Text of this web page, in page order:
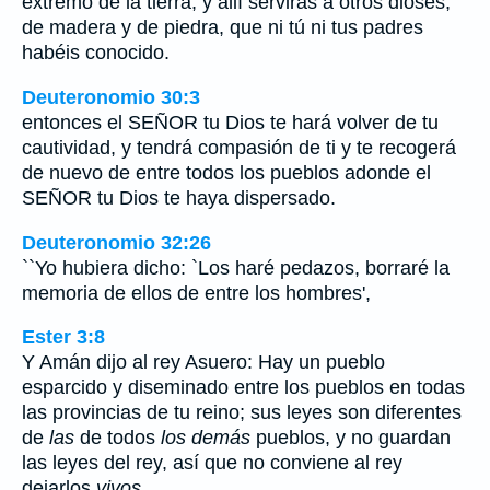
de madera y de piedra, que ni tú ni tus padres
habéis conocido.
Deuteronomio 30:3
entonces el SEÑOR tu Dios te hará volver de tu
cautividad, y tendrá compasión de ti y te recogerá
de nuevo de entre todos los pueblos adonde el
SEÑOR tu Dios te haya dispersado.
Deuteronomio 32:26
``Yo hubiera dicho: `Los haré pedazos, borraré la
memoria de ellos de entre los hombres',
Ester 3:8
Y Amán dijo al rey Asuero: Hay un pueblo
esparcido y diseminado entre los pueblos en todas
las provincias de tu reino; sus leyes son diferentes
de las de todos los demás pueblos, y no guardan
las leyes del rey, así que no conviene al rey